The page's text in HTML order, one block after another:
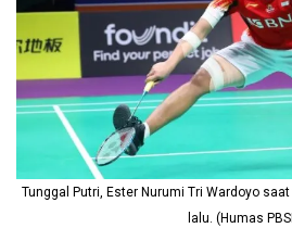
Tunggal Putri, Ester Nurumi Tri Wardoyo
lalu. (Humas